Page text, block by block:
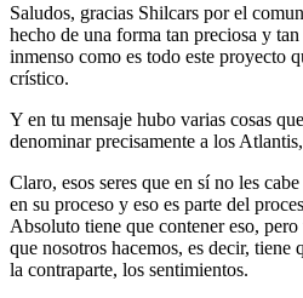
Saludos, gracias Shilcars por el
hecho de una forma tan preciosa y
inmenso como es todo este proyecto
crístico.
Y en tu mensaje hubo varias cosas
denominar precisamente a los
Claro, esos seres que en sí no les
en su proceso y eso es parte del
Absoluto tiene que contener eso,
que nosotros hacemos, es decir, tiene
la contraparte, los sentimientos.